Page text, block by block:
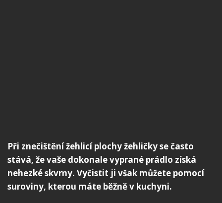
Při znečištění žehlicí plochy žehličky se často
stává, že vaše dokonale vyprané prádlo získá
nehezké skvrny. Vyčistit ji však můžete pomocí
suroviny, kterou máte běžně v kuchyni.